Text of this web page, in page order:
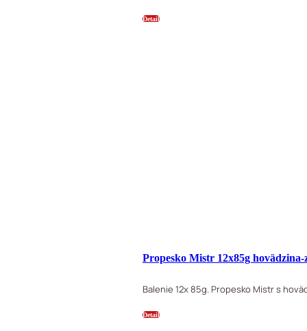
Detail
Propesko Mistr 12x85g
Balenie 12x 85g. Propesko Mistr s
Detail